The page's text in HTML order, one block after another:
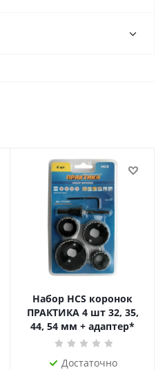
Набор HCS коронок
ПРАКТИКА 4 шт 32, 35,
44, 54 мм + адаптер*
Достаточно